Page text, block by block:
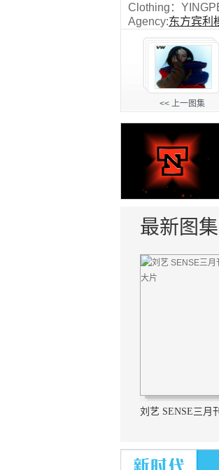
Clothing：
Agency:东方宾利
<< 上一图集
最新图集
刘艺 SENSE三月